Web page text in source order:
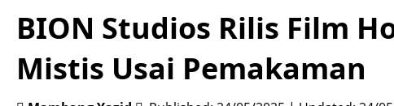
BION Studios Rilis Film
Mistis Usai Pemakaman